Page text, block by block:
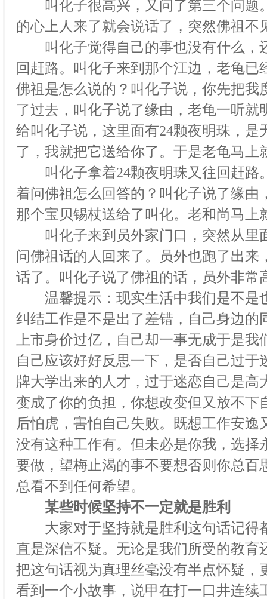
叫化子很高兴，又问了第三个问题
的心上人来了就会说话了，突然佛祖不
叫化子觉得自己的事也没有什么，
回赶路。叫化子来到那个江边，老龟
佛祖是怎么说的？叫化子说，你先把
了过去，叫化子说了缘由，老龟一听
给叫化子说，这里面有24颗夜明珠，
了，我就把它送给你了。于是老龟马上
叫化子拿着24颗夜明珠又往回赶路
着问佛祖怎么回答的？叫化子说了缘
那个宝贝锡杖送给了叫化。老和尚马上
叫化子来到员外家门口，突然从里
问佛祖话的人回来了。员外也跑了出
话了。叫化子说了佛祖的话，员外非常
温馨提示：现实生活中我们是不是
纠结工作是不是出了差错，自己身边
上市身价过亿，自己却一事无成于是
自己应该好好反思一下，是否自己过
牌大学出来的人才，过于迷恋自己是
变成了你的负担，你想改变但又放不
后怕虎，害怕自己失败。既想工作安
没有这种工作有。但未必是你我，选
要做，望梅止渴的事不要想否则你总
总看不到任何希望。
某些时候坚持不一定就是胜利
大家对于坚持就是胜利这句话记得
直是深信不疑。无论是我们所受的教
把这句话视为真理丝毫没有半点怀疑
看到一个小故事，说甲在打一口井连